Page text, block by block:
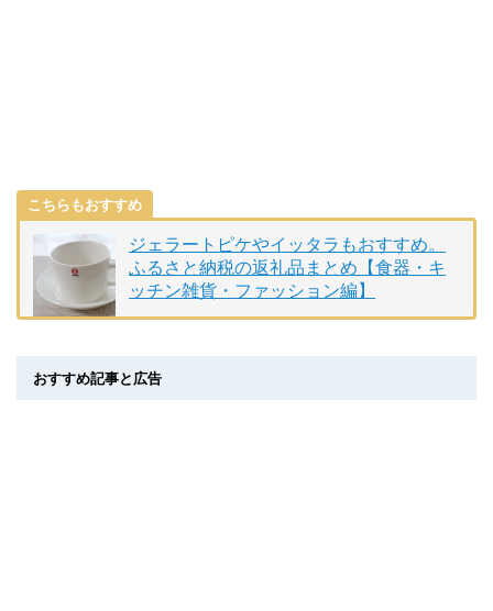
こちらもおすすめ
ジェラートピケやイッタラもおすすめ。
ふるさと納税の返礼品まとめ【食器・キ
ッチン雑貨・ファッション編】
おすすめ記事と広告